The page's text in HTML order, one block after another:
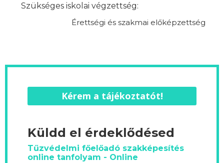
Szükséges iskolai végzettség:
Érettségi és szakmai előképzettség
Kérem a tájékoztatót!
Küldd el érdeklődésed
Tűzvédelmi főelőadó szakképesítés
online tanfolyam - Online